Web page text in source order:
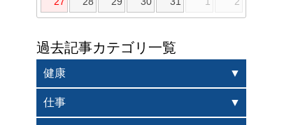
過去記事カテゴリ一覧
健康
仕事